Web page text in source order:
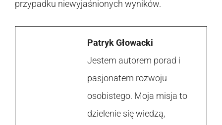
przypadku niewyjaśnionych wyników.
Patryk Głowacki
Jestem autorem porad i
pasjonatem rozwoju
osobistego. Moja misja to
dzielenie się wiedzą,